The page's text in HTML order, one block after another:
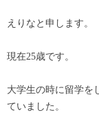
えりなと申します。
現在25歳です。
大学生の時に留学を
ていました。